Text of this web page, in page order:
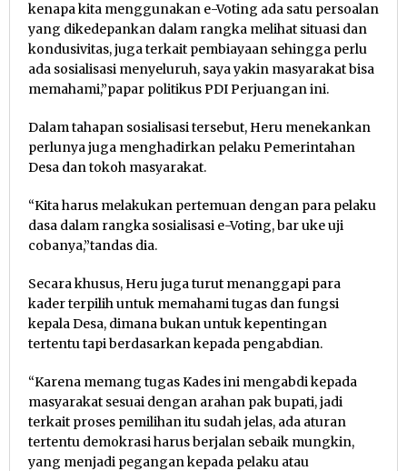
kenapa kita menggunakan e-Voting ada satu persoalan
yang dikedepankan dalam rangka melihat situasi dan
kondusivitas, juga terkait pembiayaan sehingga perlu
ada sosialisasi menyeluruh, saya yakin masyarakat bisa
memahami,”papar politikus PDI Perjuangan ini.
Dalam tahapan sosialisasi tersebut, Heru menekankan
perlunya juga menghadirkan pelaku Pemerintahan
Desa dan tokoh masyarakat.
“Kita harus melakukan pertemuan dengan para pelaku
dasa dalam rangka sosialisasi e-Voting, bar uke uji
cobanya,”tandas dia.
Secara khusus, Heru juga turut menanggapi para
kader terpilih untuk memahami tugas dan fungsi
kepala Desa, dimana bukan untuk kepentingan
tertentu tapi berdasarkan kepada pengabdian.
“Karena memang tugas Kades ini mengabdi kepada
masyarakat sesuai dengan arahan pak bupati, jadi
terkait proses pemilihan itu sudah jelas, ada aturan
tertentu demokrasi harus berjalan sebaik mungkin,
yang menjadi pegangan kepada pelaku atau